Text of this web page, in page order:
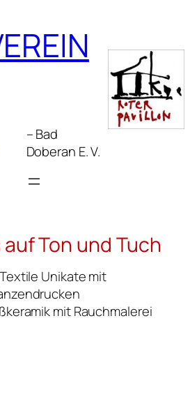
– Bad
Doberan E. V.
auf Ton und Tuch
Unikate mit
mit Rauchmalerei